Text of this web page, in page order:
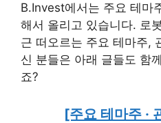
B.Invest에서는 주요 테마
해서 올리고 있습니다. 로
근 떠오르는 주요 테마주,
신 분들은 아래 글들도 함
죠?
[주요 테마주 ·